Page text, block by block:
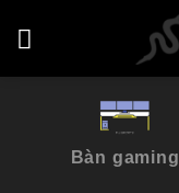
Bàn gaming